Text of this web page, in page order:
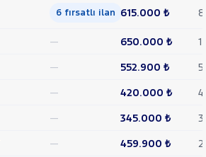
6 fırsatlı ilan 615.000 ₺ 8
— 650.000 ₺
1
— 552.900 ₺
5
— 420.000 ₺
4
— 345.000 ₺
3
— 459.900 ₺
2